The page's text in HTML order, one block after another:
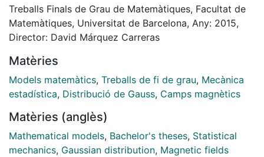
concepts, as well as some important applications in
other disciplines such as biology, mathematical
optimization and neural networks.
the REM (Random Energy Model) and the Sherrington-
Kirkpatrick model. These are called models on
average, i.e. all the spins in the system interact
complex that, nowadays, there are still many issues to
resolve.
The REM is a ”toy model” and studied their behavior is
Treballs Finals de Grau de Matemàtiques, Facultat de
Matemàtiques, Universitat de Barcelona, Any: 2015,
Director: David Márquez Carreras
Matèries
Models matemàtics, Treballs de fi de grau, Mecànica
estadística, Distribució de Gauss, Camps magnètics
Matèries (anglès)
Mathematical models, Bachelor's theses, Statistical
mechanics, Gaussian distribution, Magnetic fields